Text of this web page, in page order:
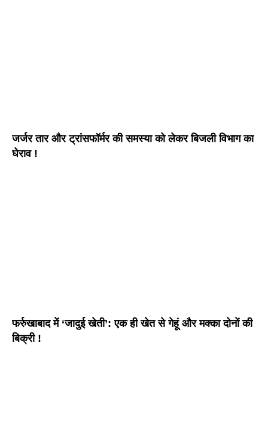
जर्जर तार और ट्रांसफॉर्मर की समस्या को लेकर बिजली विभाग का
घेराव !
फर्रुखाबाद में ‘जादुई खेती’: एक ही खेत से गेहूं और मक्का दोनों की
बिक्री !